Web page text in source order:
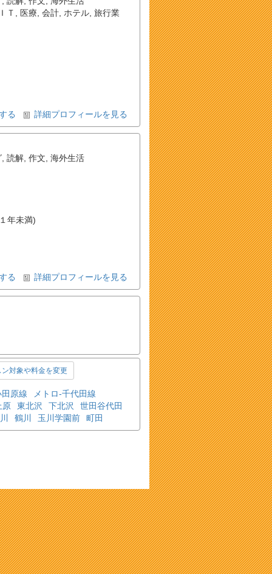
Ｔ
医療 会計, ホテル, 旅行業
る 詳細プロフィールを見る
, 読解, 作文 海外生活
年未満)
る 詳細プロフィールを見る
対象や料金を変更
原線
メトロ-千代田線
原
東北沢 下北沢
世田谷代田
鶴川 玉川学園前 町田